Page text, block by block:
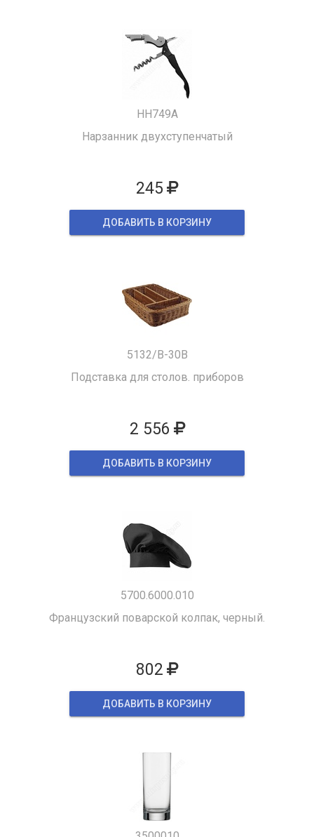
HH749A
Нарзанник двухступенчатый
245
ДОБАВИТЬ В КОРЗИНУ
5132/B-30B
Подставка для столов. приборов
2 556
ДОБАВИТЬ В КОРЗИНУ
5700.6000.010
Французский поварской колпак, черный.
802
ДОБАВИТЬ В КОРЗИНУ